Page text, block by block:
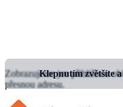
Klepnutím zvětšíte
Zobrazujeme jen přibližnou
přesnou adresu.